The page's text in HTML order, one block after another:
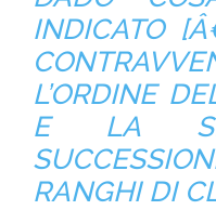
INDICATO
L’ORDINE
E LA
RANGHI DI